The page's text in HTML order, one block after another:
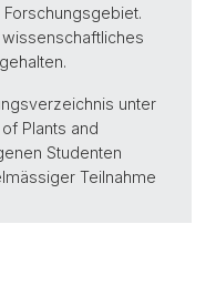
unter
Plants and
Studenten
Teilnahme